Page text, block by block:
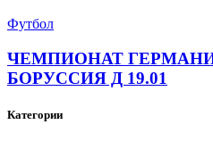
Футбол
ЧЕМПИОНАТ
БОРУССИЯ Д 19.01
Категории